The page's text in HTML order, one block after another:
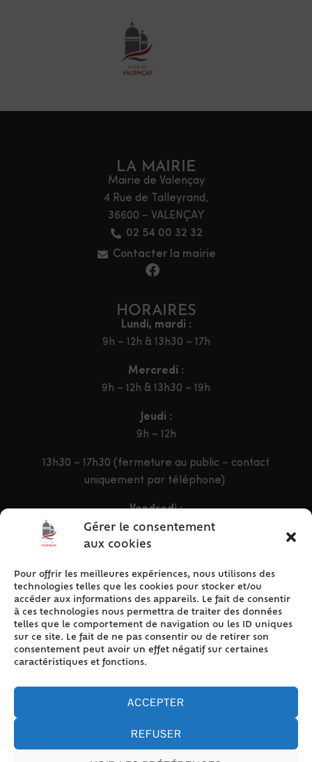
Gérer le consentement
aux cookies
Pour offrir les meilleures expériences, nous utilisons des
technologies telles que les cookies pour stocker et/ou
accéder aux informations des appareils. Le fait de consentir
à ces technologies nous permettra de traiter des données
telles que le comportement de navigation ou les ID uniques
sur ce site. Le fait de ne pas consentir ou de retirer son
consentement peut avoir un effet négatif sur certaines
caractéristiques et fonctions.
ACCEPTER
REFUSER
LA MAIRIE
Mairie de Valençay
4 Rue de Talleyrand,
36600 – VALENÇAY
02 54 00 32 32
Contacter la mairie
HORAIRES
Lundi, mardi :
9h – 12h & 13h30 – 17h
Mercredi :
9h – 12h & 13h30 – 19h
Jeudi :
9h – 12h
13h30 – 17h30 (fermeture au public – contact
uniquement par téléphone)
Vendredi :
9h – 12h & 13h30 – 16h30
ACCÈS RAPIDE
Accueil
Contact
Plan du site
Mentions légales
Politique de cookies (UE)